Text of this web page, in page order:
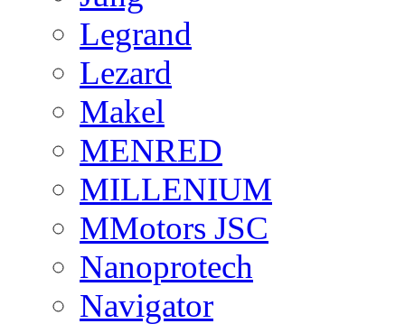
Legrand
Lezard
Makel
MENRED
MILLENIUM
MMotors JSC
Nanoprotech
Navigator